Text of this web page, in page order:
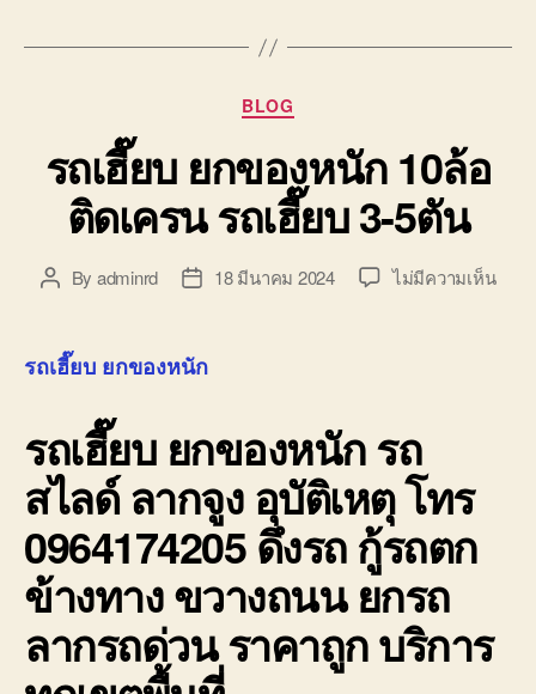
Categories
BLOG
รถเฮี๊ยบ ยกของหนัก 10ล้อ
ติดเครน รถเฮี๊ยบ 3-5ตัน
PostBy adminrd
Post18 มีนาคม 2024 ไม่มีความเห็นบน
รถเฮี๊ยบ ยกของหนัก
รถเฮี๊ยบ ยกของหนักรถ
สไลด์ ลากจูง อุบัติเหตุ โทร
0964174205 ดึงรถ กู้รถตก
ข้างทาง ขวางถนน ยกรถ
ลากรถด่วน ราคาถูก บริการ